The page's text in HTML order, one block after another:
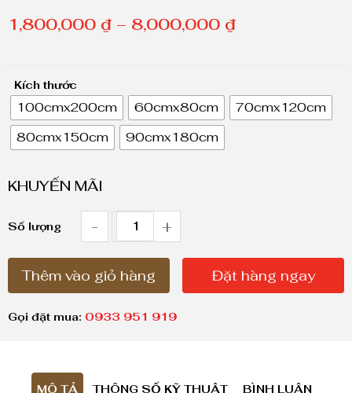
1,800,000 ₫ – 8,000,000 ₫K
ả
n
t
ừ
Kích thước
100cmx200cm 60cmx80cm
70cmx120cm
80cmx150cm
90cmx180cm
KHUYẾN MÃI
Số lượng -
T
a
n
+
Thêm vào giỏ hàng Đặt hàng ngay
Gọi đặt mua: 0933 951 919
MÔ TẢ THÔNG SỐ KỸ THUẬT BÌNH LUẬN